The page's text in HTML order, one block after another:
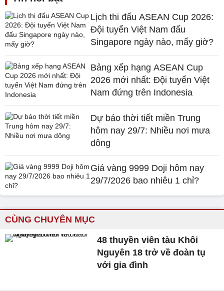
Lịch thi đấu ASEAN Cup 2026:
Đội tuyển Việt Nam đấu
Singapore ngày nào, mấy giờ?
Bảng xếp hạng ASEAN Cup
2026 mới nhất: Đội tuyển Việt
Nam đứng trên Indonesia
Dự báo thời tiết miền Trung
hôm nay 29/7: Nhiều nơi mưa
dông
Giá vàng 9999 Doji hôm nay
29/7/2026 bao nhiêu 1 chỉ?
CÙNG CHUYÊN MỤC
48 thuyền viên tàu Khôi
Nguyên 18 trở về đoàn tụ
với gia đình